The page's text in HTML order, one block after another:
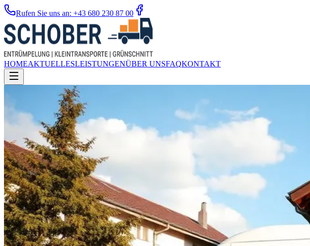
Rufen Sie uns an: +43 680 230 87 00
HOMEAKTUELLESLEISTUNGENÜBER UNSFAQKONTAKT